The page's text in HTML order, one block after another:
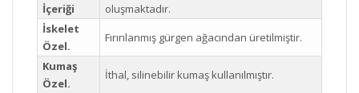
İçeriği
oluşmaktadır.
İskelet
Özel.
Fırınlanmış gürgen ağacından üretilmiştir.
Kumaş
Özel.
İthal, silinebilir kumaş kullanılmıştır.